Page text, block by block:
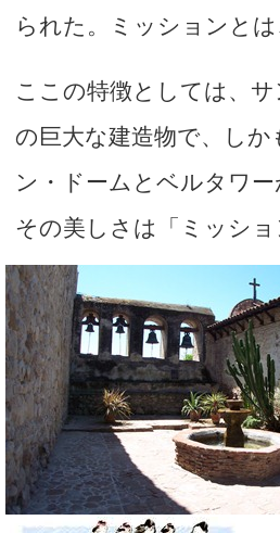
られた。ミッションと
ここの特徴としては、
の巨大な建造物で、し
ン・ドームとベルタワ
その美しさは「ミッシ